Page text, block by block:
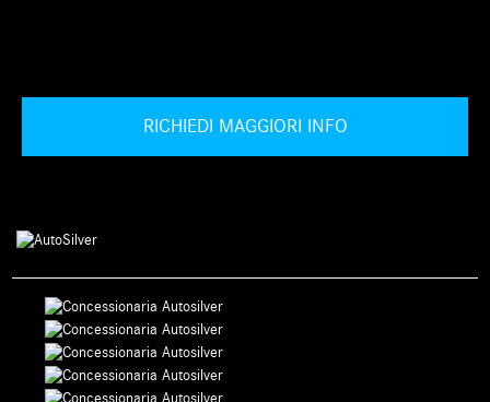
RICHIEDI MAGGIORI INFO